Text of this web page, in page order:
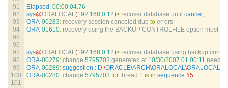
91
92
93
94
95
96
97
98
99
100
101
Elapsed : 00:00:04.76
sys@ORALOCAL(192.168.0.12)> recover database until cancel ;
ORA-00283: recovery session canceled due to errors
ORA-01610: recovery using the BACKUP CONTROLFILE option must
sys@ORALOCAL(192.168.0.12)> recover database using backup
ORA-00279: change 5795703 generated at 10/30/2007 01:00:11
ORA-00289: suggestion : D:\ORACLE\ARCH\ORALOCAL\
ORA-00280: change 5795703 for thread 1 is in sequence #5